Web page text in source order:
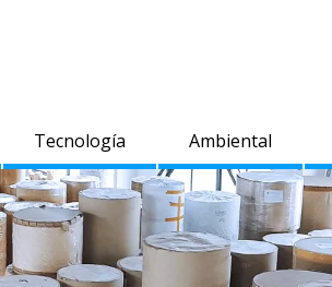
Tecnología Ambiental